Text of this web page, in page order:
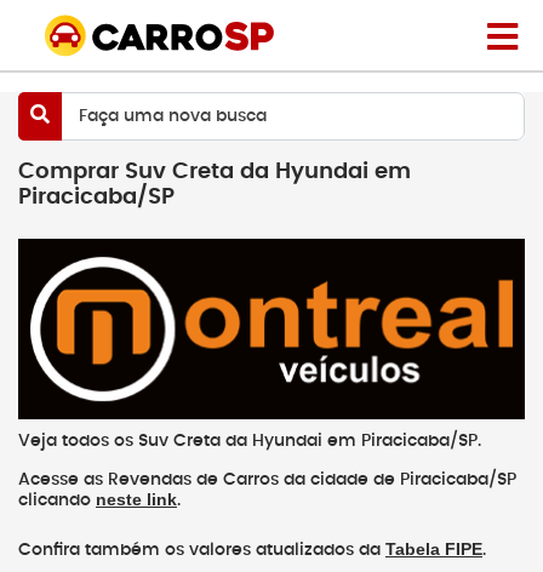
Faça uma nova busca
Comprar Suv Creta da Hyundai em
Piracicaba/SP
Veja todos os Suv Creta da Hyundai em Piracicaba/SP.
Acesse as Revendas de Carros da cidade de Piracicaba/SP
clicando neste link.
Confira também os valores atualizados da Tabela FIPE.